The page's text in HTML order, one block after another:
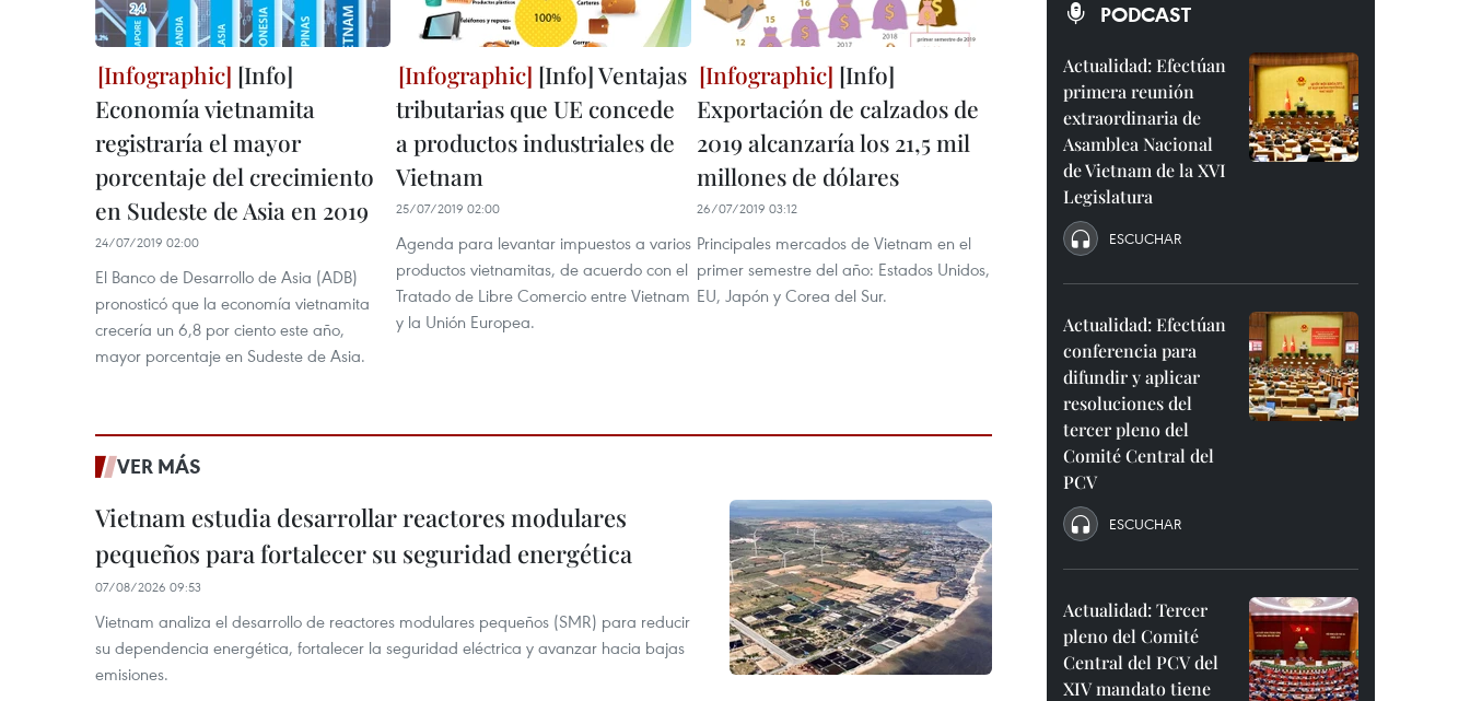
[Info]
Economía vietnamita
registraría el mayor
porcentaje del crecimiento
en Sudeste de Asia en 2019
24/07/2019 02:00
El Banco de Desarrollo de Asia (ADB)
pronosticó que la economía vietnamita
crecería un 6,8 por ciento este año,
mayor porcentaje en Sudeste de Asia.
[Info] Ventajas
tributarias que UE concede
a productos industriales de
Vietnam
25/07/2019 02:00
Agenda para levantar impuestos a varios
productos vietnamitas, de acuerdo con el
Tratado de Libre Comercio entre Vietnam
y la Unión Europea.
[Info]
Exportación de calzados de
2019 alcanzaría los 21,5 mil
millones de dólares
26/07/2019 03:12
Principales mercados de Vietnam en el
primer semestre del año: Estados Unidos,
EU, Japón y Corea del Sur.
VER MÁS
Vietnam estudia desarrollar reactores modulares
pequeños para fortalecer su seguridad energética
07/08/2026 09:53
Vietnam analiza el desarrollo de reactores modulares pequeños (SMR) para reducir
su dependencia energética, fortalecer la seguridad eléctrica y avanzar hacia bajas
emisiones.
PODCAST
Actualidad: Efectúan
primera reunión
extraordinaria de
Asamblea Nacional
de Vietnam de la XVI
Legislatura
ESCUCHAR
Actualidad: Efectúan
conferencia para
difundir y aplicar
resoluciones del
tercer pleno del
Comité Central del
PCV
ESCUCHAR
Actualidad: Tercer
pleno del Comité
Central del PCV del
XIV mandato tiene